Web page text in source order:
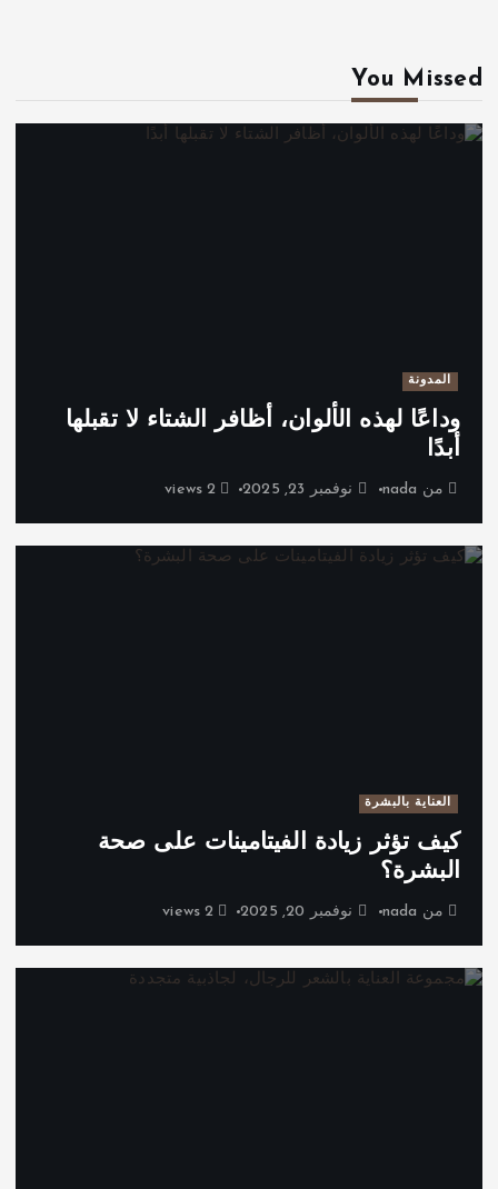
You Missed
المدونة
وداعًا لهذه الألوان، أظافر الشتاء لا تقبلها
أبدًا
من nada نوفمبر 23, 2025 2 views
العناية بالبشرة
كيف تؤثر زيادة الفيتامينات على صحة
البشرة؟
من nada نوفمبر 20, 2025 2 views